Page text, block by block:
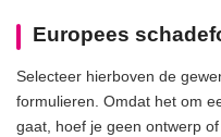
Europees
Selecteer hierboven de
formulieren. Omdat het om
gaat, hoef je geen ontwerp